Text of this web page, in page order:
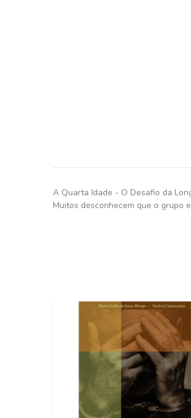
A Quarta Idade - O Desafio da
Muitos desconhecem que o grupo